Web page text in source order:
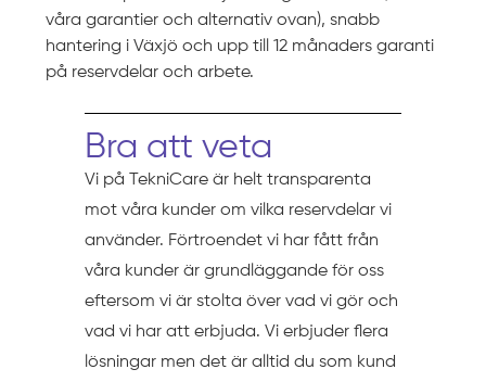
våra garantier och alternativ ovan), snabb
hantering i Växjö och upp till 12 månaders garanti
på reservdelar och arbete.
Bra att veta
Vi på TekniCare är helt transparenta
mot våra kunder om vilka reservdelar vi
använder. Förtroendet vi har fått från
våra kunder är grundläggande för oss
eftersom vi är stolta över vad vi gör och
vad vi har att erbjuda. Vi erbjuder flera
lösningar men det är alltid du som kund